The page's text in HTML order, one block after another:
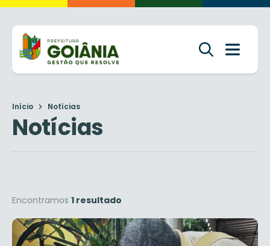
Início Notícias
Notícias
Encontramos 1 resultado